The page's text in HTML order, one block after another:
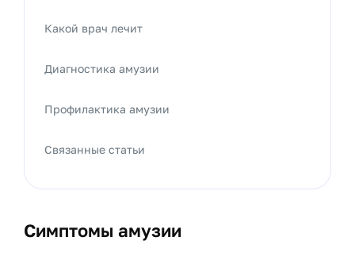
Симптомы амузии
Какой врач лечит
Диагностика амузии
Профилактика амузии
Связанные статьи